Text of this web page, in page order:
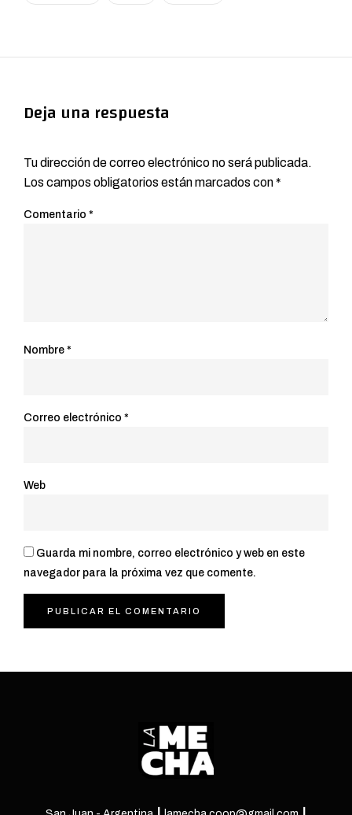
Deja una respuesta
Tu dirección de correo electrónico no será publicada.
Los campos obligatorios están marcados con*
Comentario *
Nombre *
Correo electrónico *
Web
Guarda mi nombre, correo electrónico y web en este
navegador para la próxima vez que comente.